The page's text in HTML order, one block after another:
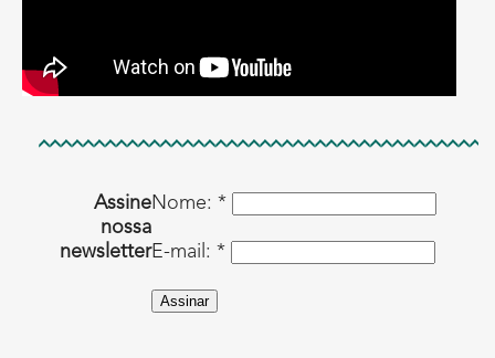
Assine
nossa
newsletter
Nome: *
E-mail: *
Assinar